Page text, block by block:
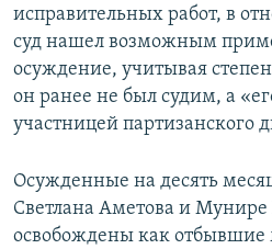
исправительных работ, в
суд нашел возможным
осуждение, учитывая
он ранее не был судим, а
участницей партизанского
Осужденные на десять
Светлана Аметова и
освобождены как отбывшие